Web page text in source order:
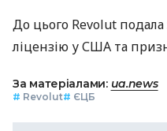
До цього Revolut подала
ліцензію у США та
За матеріалами: ua.news
# Revolut# ЄЦБ